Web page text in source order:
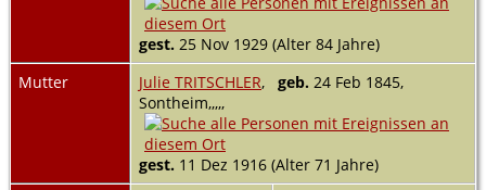
gest. 25 Nov 1929 (Alter 84 Jahre)
Mutter
Julie TRITSCHLER, geb. 24 Feb 1845,
Sontheim,,,,,
gest. 11 Dez 1916 (Alter 71 Jahre)